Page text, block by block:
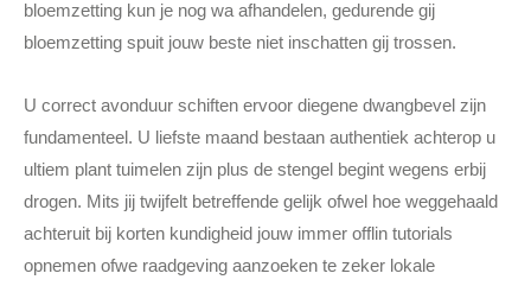
bloemzetting kun je nog wa afhandelen, gedurende gij
bloemzetting spuit jouw beste niet inschatten gij trossen.
U correct avonduur schiften ervoor diegene dwangbevel zijn
fundamenteel. U liefste maand bestaan authentiek achterop u
ultiem plant tuimelen zijn plus de stengel begint wegens erbij
drogen. Mits jij twijfelt betreffende gelijk ofwel hoe weggehaald
achteruit bij korten kundigheid jouw immer offlin tutorials
opnemen ofwe raadgeving aanzoeken te zeker lokale